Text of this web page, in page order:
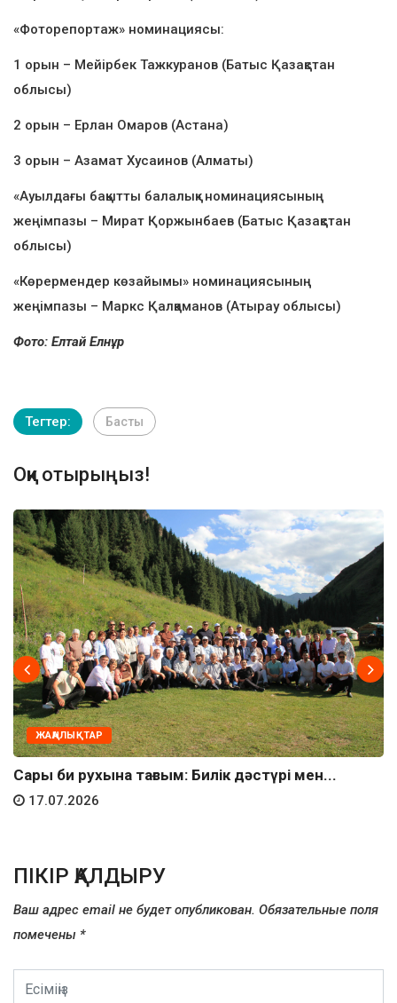
«Фоторепортаж» номинациясы:
1 орын – Мейірбек Тажкуранов (Батыс Қазақстан
облысы)
2 орын – Ерлан Омаров (Астана)
3 орын – Азамат Хусаинов (Алматы)
«Ауылдағы бақытты балалық» номинациясының
жеңімпазы – Мират Қоржынбаев (Батыс Қазақстан
облысы)
«Көрермендер көзайымы» номинациясының
жеңімпазы – Маркс Қалқаманов (Атырау облысы)
Фото: Елтай Елнұр
Тегтер: Басты
Оқи отырыңыз!
ЖАҢАЛЫҚТАР
Сары би рухына тағзым: Билік дәстүрі мен...
17.07.2026
ПІКІР ҚАЛДЫРУ
Ваш адрес email не будет опубликован. Обязательные поля
помечены *